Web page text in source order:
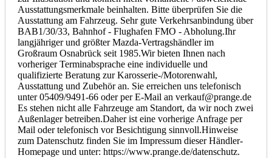
Ausstattungsmerkmale beinhalten. Bitte überprüfen Sie die
Ausstattung am Fahrzeug. Sehr gute Verkehrsanbindung über
BAB1/30/33, Bahnhof - Flughafen FMO - Abholung.Ihr
langjähriger und größter Mazda-Vertragshändler im
Großraum Osnabrück seit 1985.Wir bieten Ihnen nach
vorheriger Terminabsprache eine individuelle und
qualifizierte Beratung zur Karosserie-/Motorenwahl,
Ausstattung und Zubehör an. Sie erreichen uns telefonisch
unter 05409/9491-66 oder per E-Mail an verkauf@prange.de
Es stehen nicht alle Fahrzeuge am Standort, da wir noch zwei
Außenlager betreiben.Daher ist eine vorherige Anfrage per
Mail oder telefonisch vor Besichtigung sinnvoll.Hinweise
zum Datenschutz finden Sie im Impressum dieser Händler-
Homepage und unter: https://www.prange.de/datenschutz.